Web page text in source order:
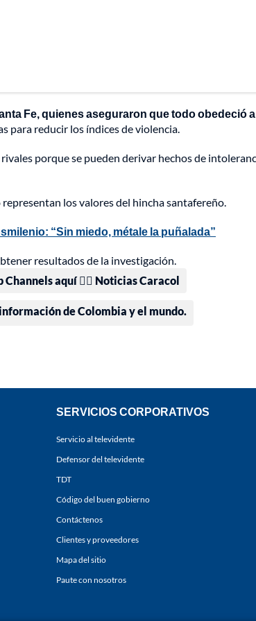
Fe, quienes aseguraron que todo obedeció a
para reducir los índices de violencia.
porque se pueden derivar hechos de
los valores del hincha santafereño.
“Sin miedo, métale la puñalada”
resultados de la investigación.
aquí 👉🏻 Noticias Caracol
de Colombia y el mundo.
SERVICIOS CORPORATIVOS
Servicio al televidente
Defensor del televidente
TDT
Código del buen gobierno
Contáctenos
Clientes y proveedores
Mapa del sitio
Paute con nosotros